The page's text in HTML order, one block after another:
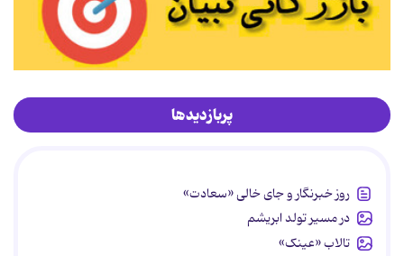
پربازدیدها
روز خبرنگار و جای خالی «سعادت»
در مسیر تولد ابریشم
تالاب «عینک»